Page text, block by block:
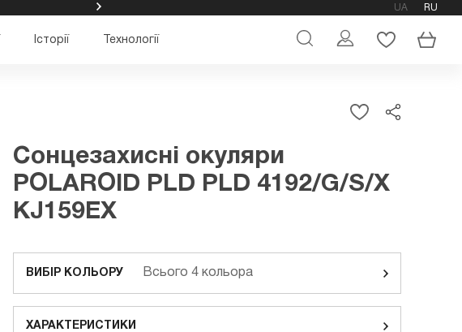
UA RU
Історії Технології
Сонцезахисні окуляри
POLAROID PLD PLD 4192/G/S/X
KJ159EX
ВИБІР КОЛЬОРУ Всього 4 кольора
ХАРАКТЕРИСТИКИ